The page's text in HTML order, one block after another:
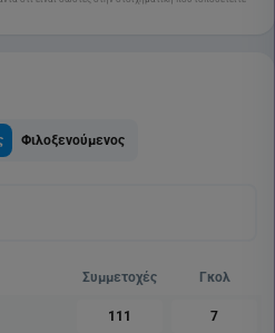
Φιλοξενούμενος
Συμμετοχές
Γκολ
111 7